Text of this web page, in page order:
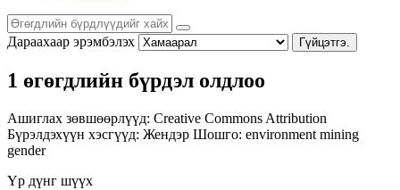
Дараахаар эрэмбэлэх Гүйцэтгэ.
1 өгөгдлийн бүрдэл олдлоо
Ашиглах зөвшөөрлүүд: Creative Commons Attribution
Бүрэлдэхүүн хэсгүүд: Жендэр Шошго: environment mining
gender
Үр дүнг шүүх